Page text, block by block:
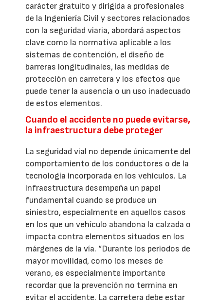
carácter gratuito y dirigida a profesionales
de la Ingeniería Civil y sectores relacionados
con la seguridad viaria, abordará aspectos
clave como la normativa aplicable a los
sistemas de contención, el diseño de
barreras longitudinales, las medidas de
protección en carretera y los efectos que
puede tener la ausencia o un uso inadecuado
de estos elementos.
Cuando el accidente no puede evitarse,
la infraestructura debe proteger
La seguridad vial no depende únicamente del
comportamiento de los conductores o de la
tecnología incorporada en los vehículos. La
infraestructura desempeña un papel
fundamental cuando se produce un
siniestro, especialmente en aquellos casos
en los que un vehículo abandona la calzada o
impacta contra elementos situados en los
márgenes de la vía. “Durante los periodos de
mayor movilidad, como los meses de
verano, es especialmente importante
recordar que la prevención no termina en
evitar el accidente. La carretera debe estar